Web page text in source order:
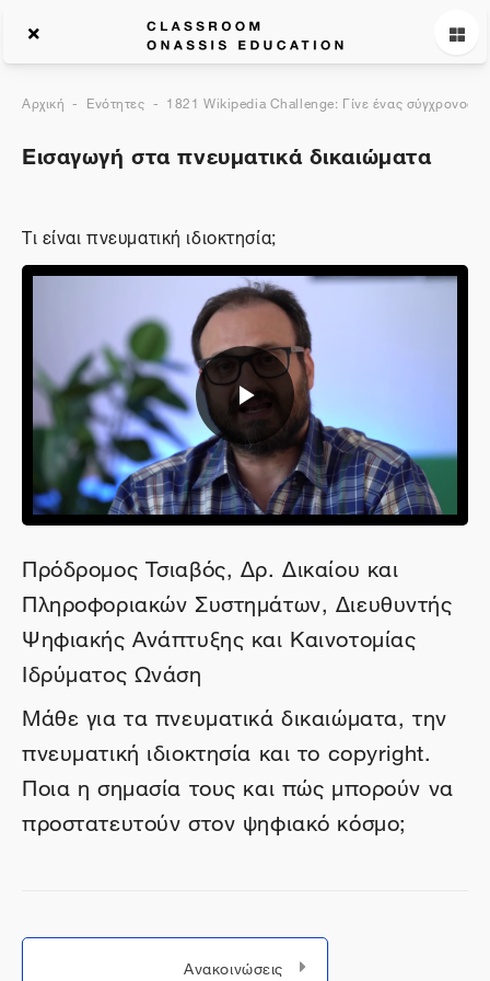
Αρχική Ενότητες 1821 Wikipedia Challenge: Γίνε ένας σύγχρονος
Εισαγωγή στα πνευματικά δικαιώματα
Τι είναι πνευματική ιδιοκτησία;
Αναπαραγωγή
βίντεο
Πρόδρομος Τσιαβός, Δρ. Δικαίου και
Πληροφοριακών Συστημάτων, Διευθυντής
Ψηφιακής Ανάπτυξης και Καινοτομίας
Ιδρύματος Ωνάση
Μάθε για τα πνευματικά δικαιώματα, την
πνευματική ιδιοκτησία και το copyright.
Ποια η σημασία τους και πώς μπορούν να
προστατευτούν στον ψηφιακό κόσμο;
Μεταπήδηση σε...
Ανακοινώσεις